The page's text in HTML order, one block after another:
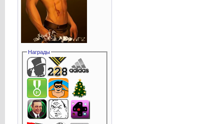
Награды